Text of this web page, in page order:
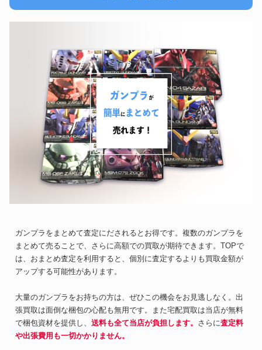
ガンプラをまとめて査定にだされるとお得です。複数のガンプラを
まとめて売ることで、さらに高額での買取が期待できます。TOPで
は、おまとめ査定を利用すると、個別に査定するよりも買取金額が
アップする可能性があります。
大量のガンプラをお持ちの方は、ぜひこの機会をお見逃しなく。出
張買取は面倒な梱包の心配も無用です。また宅配買取は当店が無料
で梱包資材を提供し、 送料も全て当店が負担します。 さらに査定料
や出張費用も一切かかりません。